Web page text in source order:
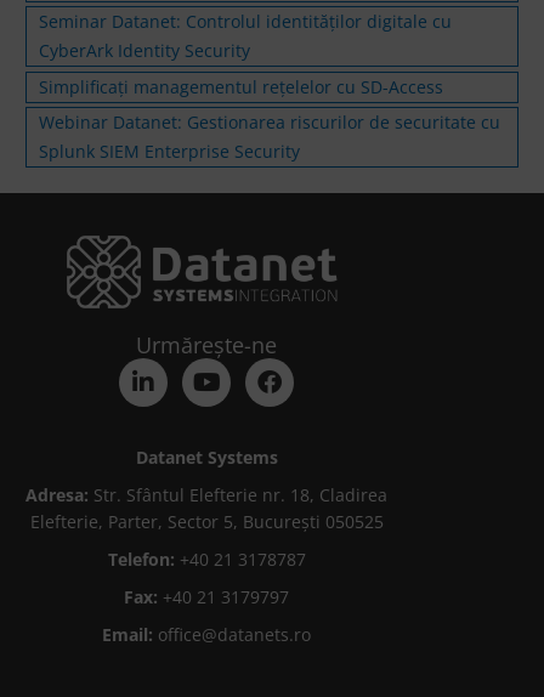
Seminar Datanet: Controlul identităților digitale cu
CyberArk Identity Security
Simplificaţi managementul rețelelor cu SD-Access
Webinar Datanet: Gestionarea riscurilor de securitate cu
Splunk SIEM Enterprise Security
Urmărește-ne
Datanet Systems
Adresa: Str. Sfântul Elefterie nr. 18, Cladirea
Elefterie, Parter, Sector 5, București 050525
Telefon: +40 21 3178787
Fax: +40 21 3179797
Email: office@datanets.ro